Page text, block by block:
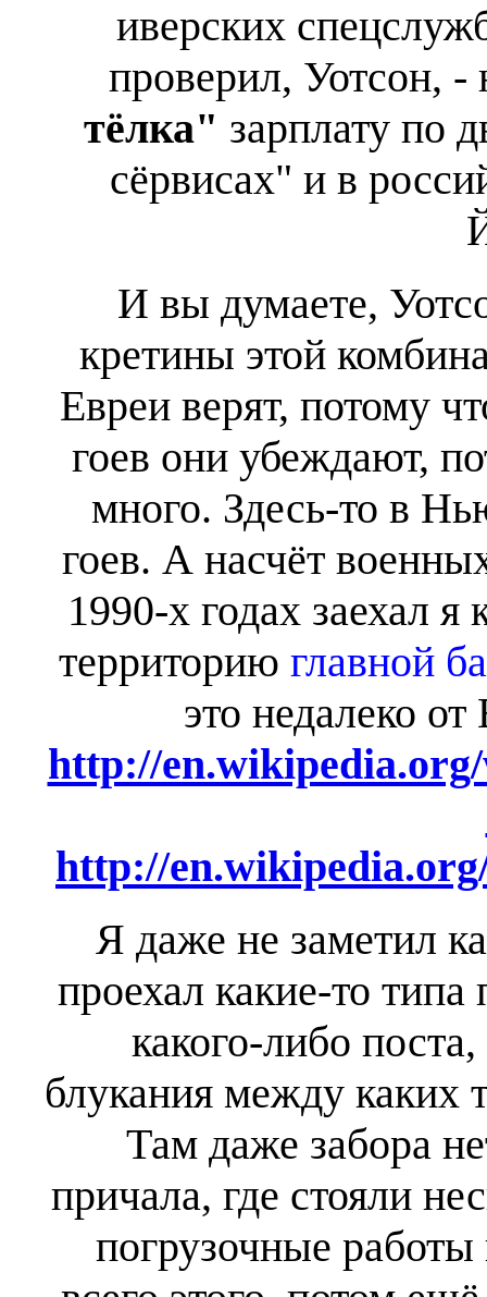
иверских
проверил, Уотсон, -
тёлка" зарплату по
сёрвисах" и в
И вы думаете,
кретины этой
Евреи верят, потому
гоев они убеждают,
много. Здесь-то в
гоев. А насчёт
1990-х годах заехал
территорию главной
это недалеко
http://
http://
Я даже не заметил
проехал какие-то типа
какого-либо
блукания между каких
Там даже забора
причала, где стояли
погрузочные работы